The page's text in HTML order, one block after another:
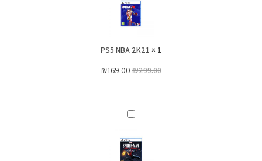
2K21
1
×
PS5 NBA 2K21
₪299.00
₪169.00
Marvel's
Man
Miles